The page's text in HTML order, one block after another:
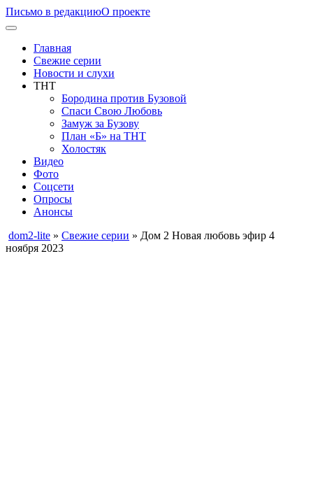
Письмо в редакциюО проекте
Главная
Свежие серии
Новости и слухи
ТНТ
Бородина против Бузовой
Спаси Свою Любовь
Замуж за Бузову
План «Б» на ТНТ
Холостяк
Видео
Фото
Соцсети
Опросы
Анонсы
dom2-lite » Свежие серии » Дом 2 Новая любовь эфир 4
ноября 2023